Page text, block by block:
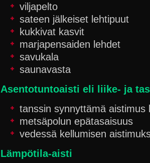
viljapelto
sateen jälkeiset lehtipuut
kukkivat kasvit
marjapensaiden lehdet
savukala
saunavasta
Asentotuntoaisti eli liike- ja
tanssin synnyttämä aistimus
metsäpolun epätasaisuus
vedessä kellumisen
Lämpötila-aisti